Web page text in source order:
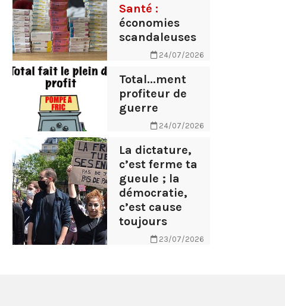
Santé :
économies
scandaleuses
24/07/2026
Total...ment
profiteur de
guerre
24/07/2026
La dictature,
c’est ferme ta
gueule ; la
démocratie,
c’est cause
toujours
23/07/2026